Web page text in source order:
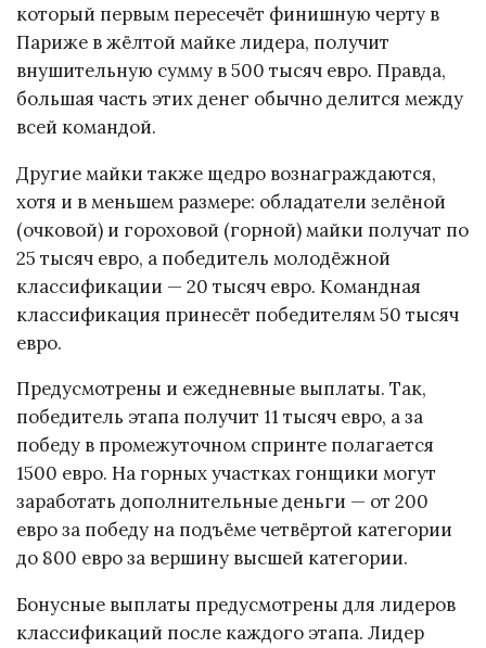
который первым пересечёт финишную черту в
Париже в жёлтой майке лидера, получит
внушительную сумму в 500 тысяч евро. Правда,
большая часть этих денег обычно делится между
всей командой.
Другие майки также щедро вознаграждаются,
хотя и в меньшем размере: обладатели зелёной
(очковой) и гороховой (горной) майки получат по
25 тысяч евро, а победитель молодёжной
классификации — 20 тысяч евро. Командная
классификация принесёт победителям 50 тысяч
евро.
Предусмотрены и ежедневные выплаты. Так,
победитель этапа получит 11 тысяч евро, а за
победу в промежуточном спринте полагается
1500 евро. На горных участках гонщики могут
заработать дополнительные деньги — от 200
евро за победу на подъёме четвёртой категории
до 800 евро за вершину высшей категории.
Бонусные выплаты предусмотрены для лидеров
классификаций после каждого этапа. Лидер